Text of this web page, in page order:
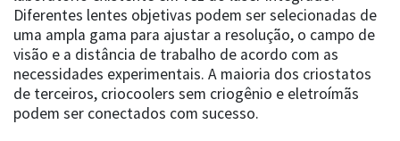
Diferentes lentes objetivas podem ser selecionadas de
uma ampla gama para ajustar a resolução, o campo de
visão e a distância de trabalho de acordo com as
necessidades experimentais. A maioria dos criostatos
de terceiros, criocoolers sem criogênio e eletroímãs
podem ser conectados com sucesso.